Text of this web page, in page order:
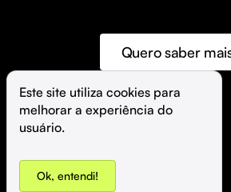
Quero saber
©️ Hubla Tecnologia Ltda • 2026
Este site utiliza cookies para
melhorar a experiência do
usuário.
Ok, entendi!